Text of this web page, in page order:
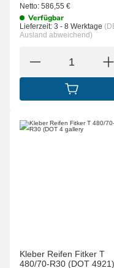
Netto: 586,55 €
Verfügbar
Lieferzeit: 3 - 8 Werktage
Ausland abweichend)
IN DEN
Kleber Reifen Fitker T
480/70-R30 (DOT 4921)